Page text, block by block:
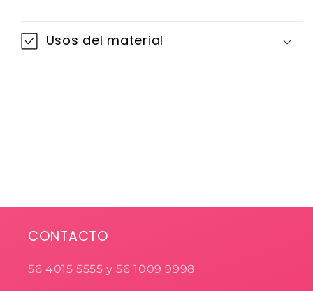
Usos del material
CONTACTO
56 4015 5555 y 56 1009 9998